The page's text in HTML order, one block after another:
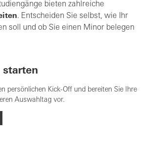
bieten zahlreiche
. Entscheiden Sie selbst, wie Ihr
soll und ob Sie einen Minor belegen
starten
persönlichen Kick-Off und bereiten Sie Ihre
Auswahltag vor.